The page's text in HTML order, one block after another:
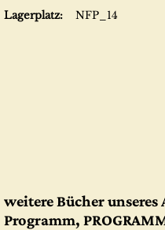
Lagerplatz: NFP_14
weitere Bücher
Programm,